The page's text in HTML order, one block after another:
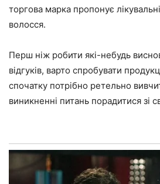
торгова марка пропонує
волосся.
Перш ніж робити які-небудь
відгуків, варто спробувати
спочатку потрібно ретельно
виникненні питань порадитися зі